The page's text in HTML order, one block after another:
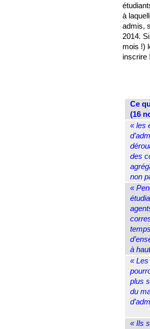
à
admis,
2014.
mois !)
inscrire
Ce
(16
« les
des
non
«
à
«
plus
du
« Ils